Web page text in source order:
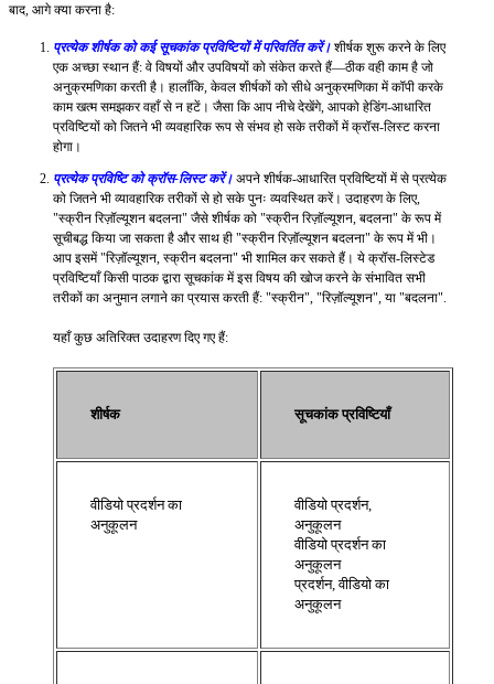
बाद, आगे क्या करना है:
प्रत्येक शीर्षक को कई सूचकांक प्रविष्टियों में परिवर्तित करें। शीर्षक शुरू करने के लिए
एक अच्छा स्थान हैं: वे विषयों और उपविषयों को संकेत करते हैं—ठीक वही काम है जो
अनुक्रमणिका करती है। हालाँकि, केवल शीर्षकों को सीधे अनुक्रमणिका में कॉपी करके
काम खत्म समझकर वहाँ से न हटें। जैसा कि आप नीचे देखेंगे, आपको हेडिंग-आधारित
प्रविष्टियों को जितने भी व्यवहारिक रूप से संभव हो सके तरीकों में क्रॉस-लिस्ट करना
होगा।
प्रत्येक प्रविष्टि को क्रॉस-लिस्ट करें। अपने शीर्षक-आधारित प्रविष्टियों में से प्रत्येक
को जितने भी व्यावहारिक तरीकों से हो सके पुनः व्यवस्थित करें। उदाहरण के लिए,
"स्क्रीन रिज़ॉल्यूशन बदलना" जैसे शीर्षक को "स्क्रीन रिज़ॉल्यूशन, बदलना" के रूप में
सूचीबद्ध किया जा सकता है और साथ ही "स्क्रीन रिज़ॉल्यूशन बदलना" के रूप में भी।
आप इसमें "रिज़ॉल्यूशन, स्क्रीन बदलना" भी शामिल कर सकते हैं। ये क्रॉस-लिस्टेड
प्रविष्टियाँ किसी पाठक द्वारा सूचकांक में इस विषय की खोज करने के संभावित सभी
तरीकों का अनुमान लगाने का प्रयास करती हैं: "स्क्रीन", "रिज़ॉल्यूशन", या "बदलना".
यहाँ कुछ अतिरिक्त उदाहरण दिए गए हैं:
शीर्षक सूचकांक प्रविष्टियाँ
वीडियो प्रदर्शन का
अनुकूलन
वीडियो प्रदर्शन,
अनुकूलन
वीडियो प्रदर्शन का
अनुकूलन
प्रदर्शन, वीडियो का
अनुकूलन